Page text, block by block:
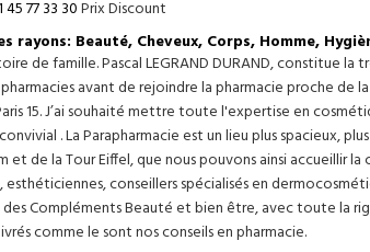
77 33 30Prix Discount
Beauté, Cheveux, Corps, Homme,
de famille. Pascal LEGRAND DURAND, constitue
avant de rejoindre la pharmacie proche de
15. J’ai souhaité mettre toute l'expertise en
. La Parapharmacie est un lieu plus spacieux,
de la Tour Eiffel, que nous pouvons ainsi accueillir
conseillers spécialisés en
Compléments Beauté et bien être, avec toute la
comme le sont nos conseils en pharmacie.